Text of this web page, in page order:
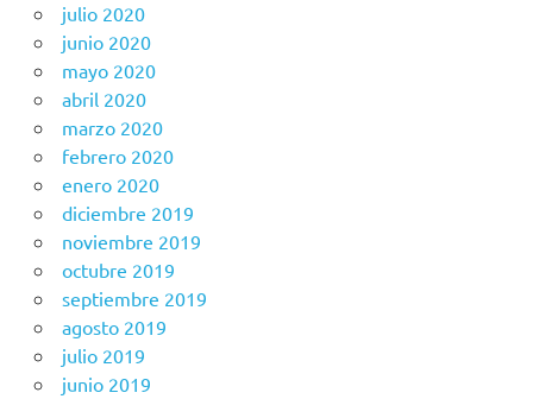
julio 2020
junio 2020
mayo 2020
abril 2020
marzo 2020
febrero 2020
enero 2020
diciembre 2019
noviembre 2019
octubre 2019
septiembre 2019
agosto 2019
julio 2019
junio 2019